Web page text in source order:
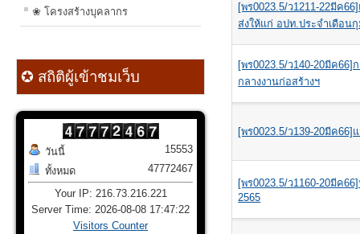
❀ โครงสร้างบุคลากร
✪ สถิติผู้เข้าชมเว็บ
วันนี้
ทั้งหมด
15553
47772467
Your IP: 216.73.216.221
Server Time: 2026-08-08 17:47:22
Visitors Counter
[พร0023.5/ว1211-22มีค
ส่งให้แก่ อปท.ประจำเดือน
[พร0023.5/ว140-20มีค
กลางงานก่อสร้างฯ
[พร0023.5/ว139-20มีค66]
[พร0023.5/ว1160-20มีค
2565